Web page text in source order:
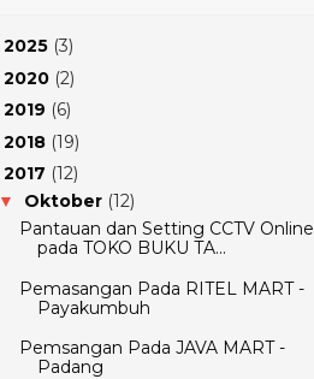
2025 (3)
2020 (2)
2019 (6)
2018 (19)
2017 (12)
▼ Oktober (12)
Pantauan dan Setting CCTV Online
pada TOKO BUKU TA...
Pemasangan Pada RITEL MART -
Payakumbuh
Pemsangan Pada JAVA MART -
Padang